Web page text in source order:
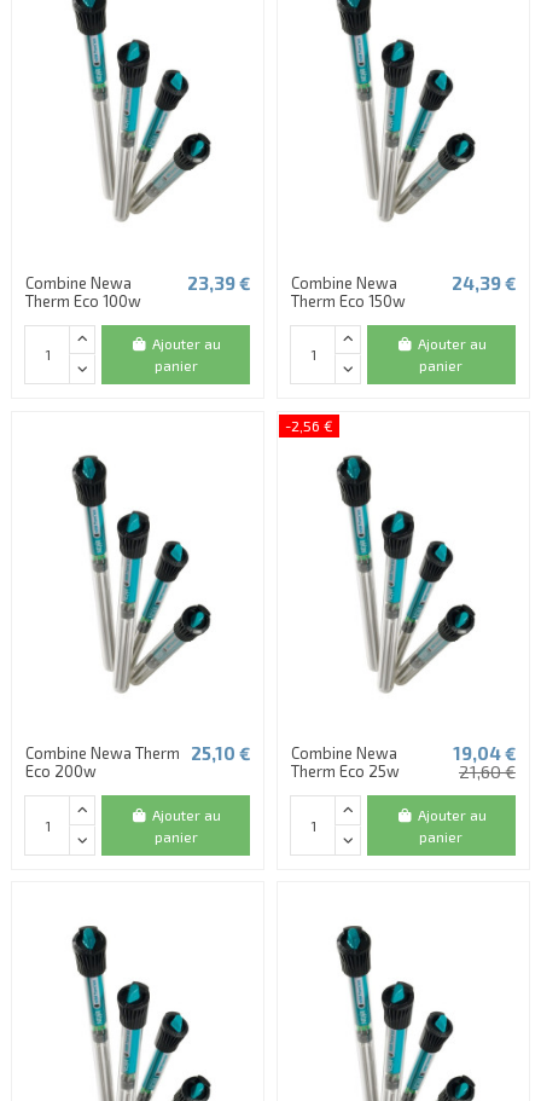
(1 avis)
Combine Newa
Therm Eco 100w
23,39 €
Ajouter au
panier
Combine Newa
Therm Eco 150w
24,39 €
Ajouter au
panier
Combine Newa Therm
Eco 200w
25,10 €
Ajouter au
panier
-2,56 €
Combine Newa
Therm Eco 25w
19,04 €
21,60 €
Ajouter au
panier